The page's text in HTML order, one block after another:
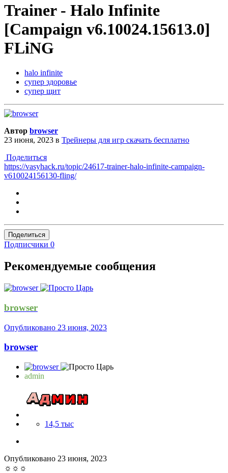
Trainer - Halo Infinite
[Campaign v6.10024.15613.0]
FLiNG
halo infinite
супер здоровье
супер щит
Автор browser
23 июня, 2023 в Трейнеры для игр скачать бесплатно
Поделиться
https://vasyhack.ru/topic/24617-trainer-halo-infinite-campaign-
v610024156130-fling/
Поделиться
Подписчики 0
Рекомендуемые сообщения
browser
Опубликовано 23 июня, 2023
browser
admin
14,5 тыс
Опубликовано 23 июня, 2023
☼☼☼